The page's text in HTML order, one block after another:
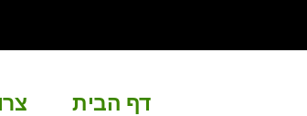
דף הבית